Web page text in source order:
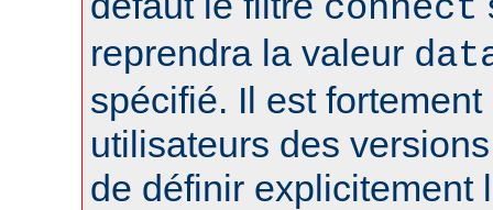
connect
reprendra la valeur
spécifié. Il est
utilisateurs des
de définir explicitement